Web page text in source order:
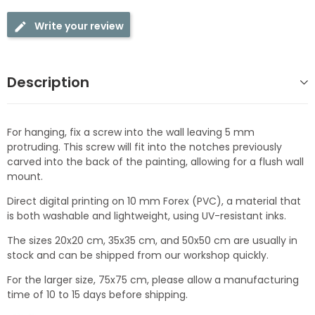
Write your review
Description
For hanging, fix a screw into the wall leaving 5 mm
protruding. This screw will fit into the notches previously
carved into the back of the painting, allowing for a flush wall
mount.
Direct digital printing on 10 mm Forex (PVC), a material that
is both washable and lightweight, using UV-resistant inks.
The sizes 20x20 cm, 35x35 cm, and 50x50 cm are usually in
stock and can be shipped from our workshop quickly.
For the larger size, 75x75 cm, please allow a manufacturing
time of 10 to 15 days before shipping.